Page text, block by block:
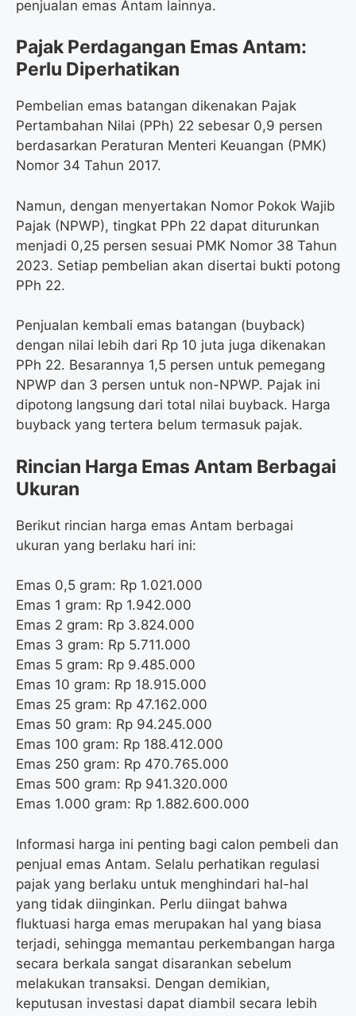
penjualan emas Antam lainnya.
Pajak Perdagangan Emas Antam:
Perlu Diperhatikan
Pembelian emas batangan dikenakan Pajak
Pertambahan Nilai (PPh) 22 sebesar 0,9 persen
berdasarkan Peraturan Menteri Keuangan (PMK)
Nomor 34 Tahun 2017.
Namun, dengan menyertakan Nomor Pokok Wajib
Pajak (NPWP), tingkat PPh 22 dapat diturunkan
menjadi 0,25 persen sesuai PMK Nomor 38 Tahun
2023. Setiap pembelian akan disertai bukti potong
PPh 22.
Penjualan kembali emas batangan (buyback)
dengan nilai lebih dari Rp 10 juta juga dikenakan
PPh 22. Besarannya 1,5 persen untuk pemegang
NPWP dan 3 persen untuk non-NPWP. Pajak ini
dipotong langsung dari total nilai buyback. Harga
buyback yang tertera belum termasuk pajak.
Rincian Harga Emas Antam Berbagai
Ukuran
Berikut rincian harga emas Antam berbagai
ukuran yang berlaku hari ini:
Emas 0,5 gram: Rp 1.021.000
Emas 1 gram: Rp 1.942.000
Emas 2 gram: Rp 3.824.000
Emas 3 gram: Rp 5.711.000
Emas 5 gram: Rp 9.485.000
Emas 10 gram: Rp 18.915.000
Emas 25 gram: Rp 47.162.000
Emas 50 gram: Rp 94.245.000
Emas 100 gram: Rp 188.412.000
Emas 250 gram: Rp 470.765.000
Emas 500 gram: Rp 941.320.000
Emas 1.000 gram: Rp 1.882.600.000
Informasi harga ini penting bagi calon pembeli dan
penjual emas Antam. Selalu perhatikan regulasi
pajak yang berlaku untuk menghindari hal-hal
yang tidak diinginkan. Perlu diingat bahwa
fluktuasi harga emas merupakan hal yang biasa
terjadi, sehingga memantau perkembangan harga
secara berkala sangat disarankan sebelum
melakukan transaksi. Dengan demikian,
keputusan investasi dapat diambil secara lebih